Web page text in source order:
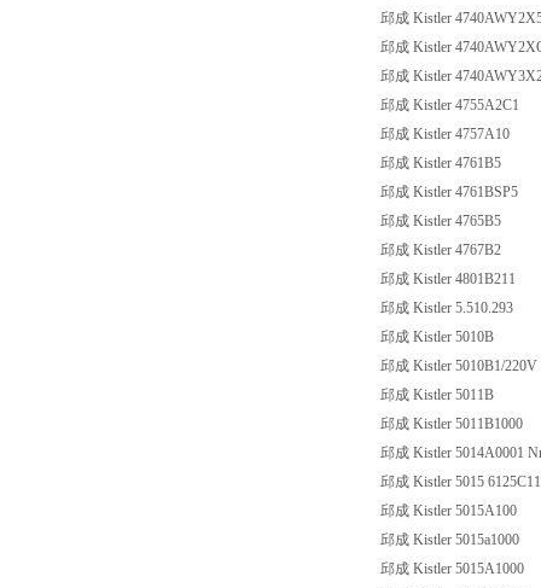
邱成 Kistler
邱成 Kistler
邱成 Kistler
邱成 Kistler 4755A2C1
邱成 Kistler 4757A10
邱成 Kistler 4761B5
邱成 Kistler 4761BSP5
邱成 Kistler 4765B5
邱成 Kistler 4767B2
邱成 Kistler 4801B211
邱成 Kistler 5.510.293
邱成 Kistler 5010B
邱成 Kistler 5010B1/220V
邱成 Kistler 5011B
邱成 Kistler 5011B1000
邱成 Kistler 5014A0001
邱成 Kistler 5015
邱成 Kistler 5015A100
邱成 Kistler 5015a1000
邱成 Kistler 5015A1000